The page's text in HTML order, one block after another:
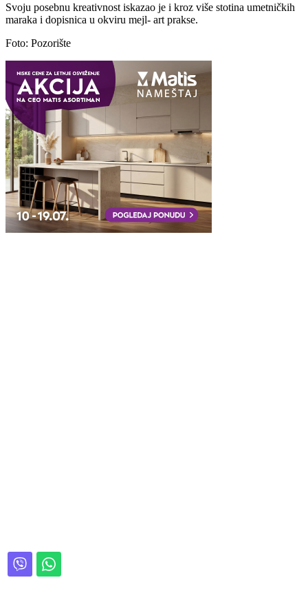
Svoju posebnu kreativnost iskazao je i kroz više stotina umetničkih
maraka i dopisnica u okviru mejl- art prakse.
Foto: Pozorište